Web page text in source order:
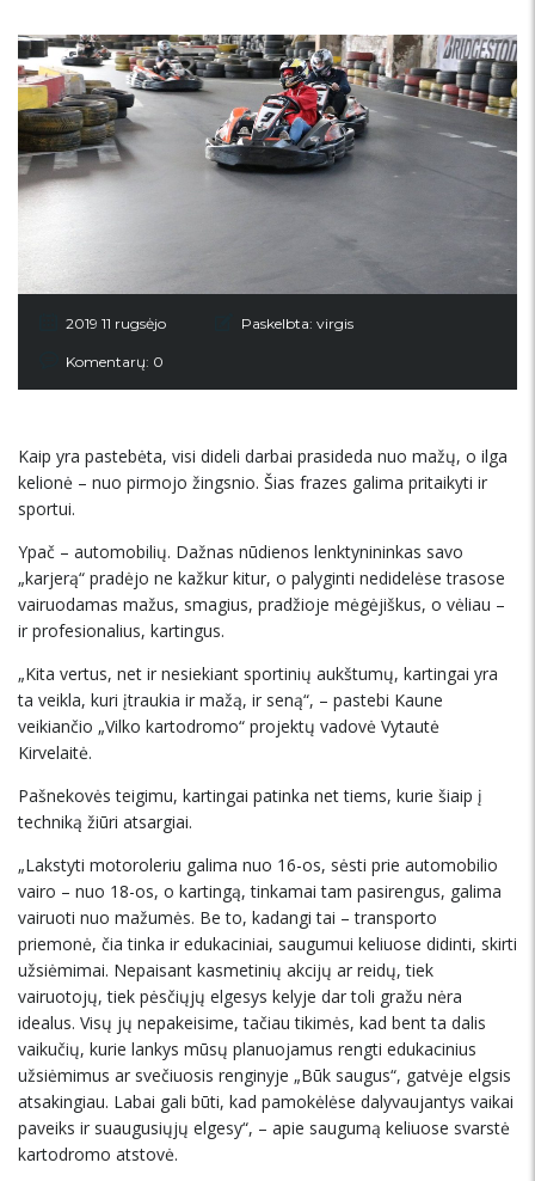
2019 11 rugsėjo Paskelbta: virgis
Komentarų: 0
Kaip yra pastebėta, visi dideli darbai prasideda nuo mažų, o ilga
kelionė – nuo pirmojo žingsnio. Šias frazes galima pritaikyti ir
sportui.
Ypač – automobilių. Dažnas nūdienos lenktynininkas savo
„karjerą“ pradėjo ne kažkur kitur, o palyginti nedidelėse trasose
vairuodamas mažus, smagius, pradžioje mėgėjiškus, o vėliau –
ir profesionalius, kartingus.
„Kita vertus, net ir nesiekiant sportinių aukštumų, kartingai yra
ta veikla, kuri įtraukia ir mažą, ir seną“, – pastebi Kaune
veikiančio „Vilko kartodromo“ projektų vadovė Vytautė
Kirvelaitė.
Pašnekovės teigimu, kartingai patinka net tiems, kurie šiaip į
techniką žiūri atsargiai.
„Lakstyti motoroleriu galima nuo 16-os, sėsti prie automobilio
vairo – nuo 18-os, o kartingą, tinkamai tam pasirengus, galima
vairuoti nuo mažumės. Be to, kadangi tai – transporto
priemonė, čia tinka ir edukaciniai, saugumui keliuose didinti, skirti
užsiėmimai. Nepaisant kasmetinių akcijų ar reidų, tiek
vairuotojų, tiek pėsčiųjų elgesys kelyje dar toli gražu nėra
idealus. Visų jų nepakeisime, tačiau tikimės, kad bent ta dalis
vaikučių, kurie lankys mūsų planuojamus rengti edukacinius
užsiėmimus ar svečiuosis renginyje „Būk saugus“, gatvėje elgsis
atsakingiau. Labai gali būti, kad pamokėlėse dalyvaujantys vaikai
paveiks ir suaugusiųjų elgesy“, – apie saugumą keliuose svarstė
kartodromo atstovė.